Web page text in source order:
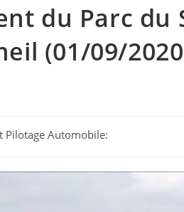
du Parc du
(01/09/
Pilotage Automobile: